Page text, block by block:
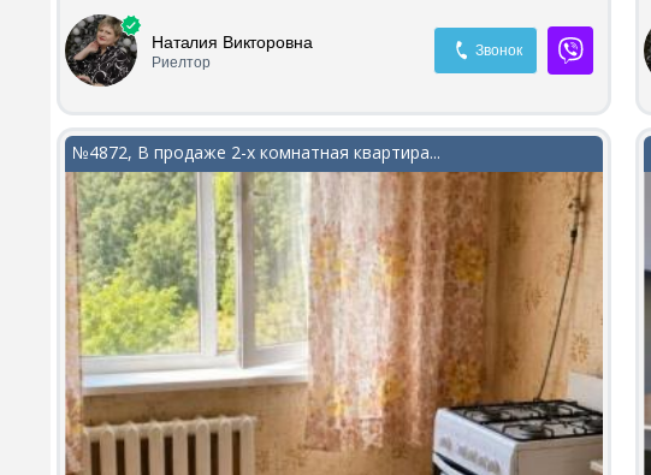
Наталия Викторовна
Риелтор
Звонок
№4872, В продаже 2-х комнатная квартира...